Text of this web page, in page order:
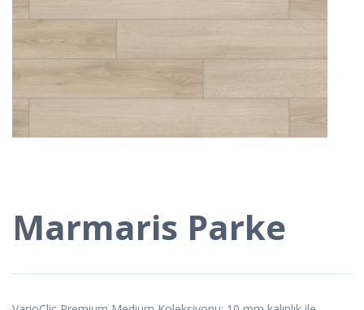
Marmaris Parke